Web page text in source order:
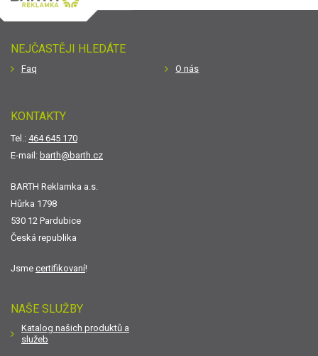
NEJČASTĚJI HLEDÁTE
Faq O nás
KONTAKTY
Tel.: 464 645 170
E-mail: barth@barth.cz
BARTH Reklamka a.s.
Hůrka 1798
530 12 Pardubice
Česká republika
Jsme certifikovaní!
NAŠE SLUŽBY
Katalog našich produktů a
služeb